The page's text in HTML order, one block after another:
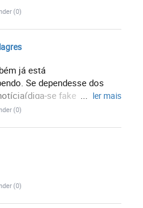
(0)
já está
Se dependesse dos
se fake news)
certeza que somente
ler mais
(0)
(0)